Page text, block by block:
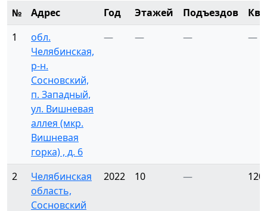
№ Адрес Год Этажей Подъездов
1
обл.
Челябинская,
р-н.
Сосновский,
п. Западный,
ул. Вишневая
аллея (мкр.
Вишневая
горка) , д. 6
— — — —
2
Челябинская
область,
Сосновский
2022 10 — 120